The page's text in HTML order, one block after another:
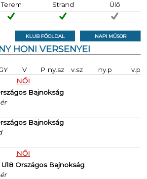
Terem
Strand Ülő
KLUB FŐOLDAL NAPI MŰSOR
HONI VERSENYEI
V P ny.sz v.sz ny.p
v.p
NŐI
Bajnokság
Bajnokság
NŐI
Országos Bajnokság